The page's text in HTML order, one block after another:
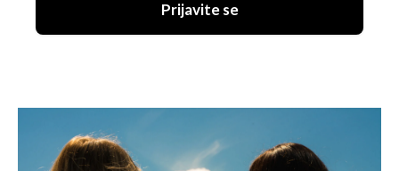
Prijavite se